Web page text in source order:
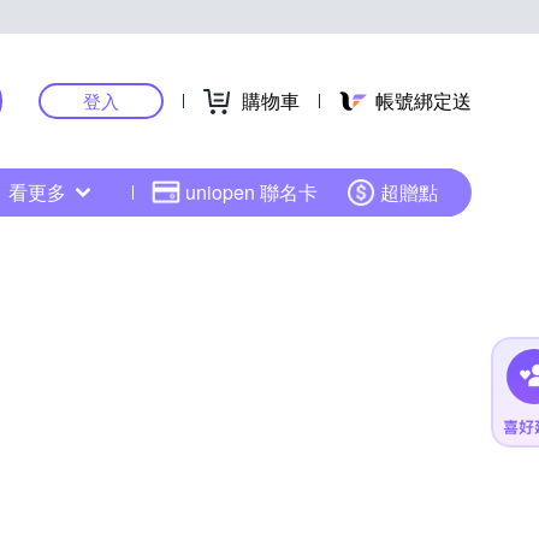
登入 購物車 帳號綁定送
看更多 uniopen 聯名卡 超贈點